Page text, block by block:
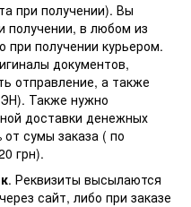
при получении). Вы
получении, в любом из
при получении курьером.
документов,
отправление, а также
Также нужно
доставки денежных
сумы заказа ( по
грн).
. Реквизиты высылаются
сайт, либо при заказе